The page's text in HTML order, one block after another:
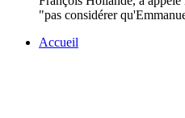
"pas considérer
Accueil